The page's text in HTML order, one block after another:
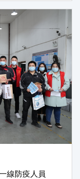
線防疫人員